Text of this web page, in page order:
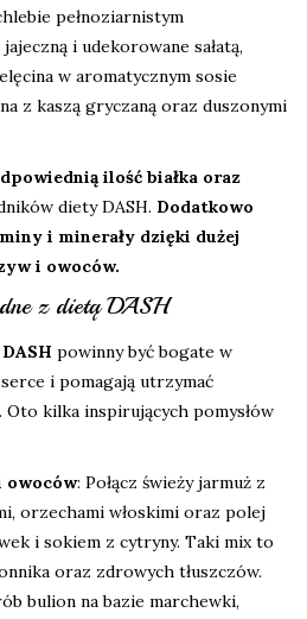
pełnoziarnistym
i udekorowane sałatą,
w aromatycznym sosie
z kaszą gryczaną oraz duszonymi
ilość białka oraz
diety DASH. Dodatkowo
i minerały dzięki dużej
i owoców.
z dietą DASH
powinny być bogate w
i pomagają utrzymać
kilka inspirujących pomysłów
owoców: Połącz świeży jarmuż z
orzechami włoskimi oraz polej
i sokiem z cytryny. Taki mix to
oraz zdrowych tłuszczów.
bulion na bazie marchewki,